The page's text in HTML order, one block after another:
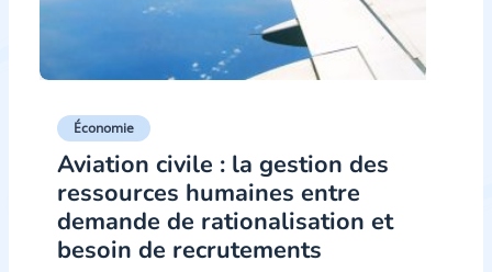
Économie
Aviation civile : la gestion des
ressources humaines entre
demande de rationalisation et
besoin de recrutements